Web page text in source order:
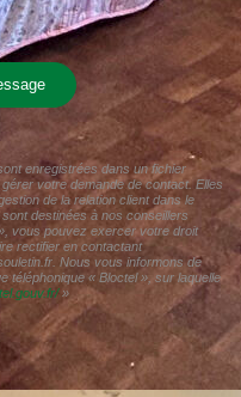
enregistrées dans un fichier
votre demande de contact. Elles
de la relation client dans le
destinées à nos conseillers
vous pouvez exercer votre droit
rectifier en contactant
Nous vous informons de
téléphonique « Bloctel », sur laquelle
»